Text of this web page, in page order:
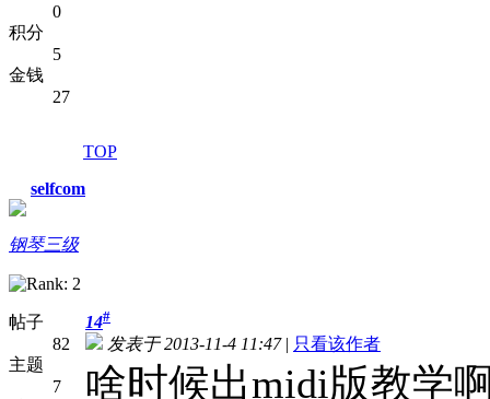
0
积分
5
金钱
27
TOP
selfcom
钢琴三级
帖子
82
主题
7
14#
发表于 2013-11-4 11:47| 只看该作者
啥时候出midi版教学